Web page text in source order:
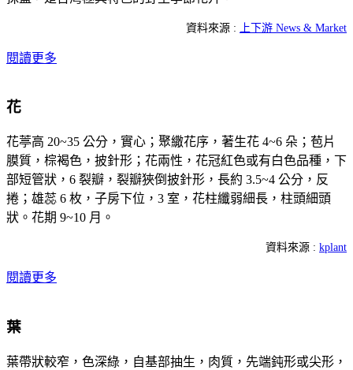
資料來源 : 上下游 News & Market
閱讀更多
花
花葶高 20~35 公分，實心；聚繖花序，著生花 4~6 朵；苞片
膜質，棕褐色，披針形；花兩性，花冠紅色或有白色品種，下
部短管狀，6 裂瓣，裂瓣狹倒披針形，長約 3.5~4 公分，反
捲；雄蕊 6 枚，子房下位，3 室，花柱纖弱細長，柱頭細頭
狀。花期 9~10 月。
資料來源 : kplant
閱讀更多
葉
葉帶狀較窄，色深綠，自基部抽生，肉質，先端鈍形或尖形，